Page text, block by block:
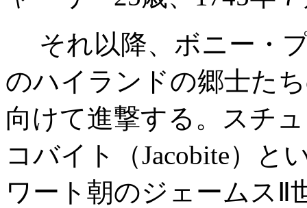
それ以降、ボニー・
のハイランドの郷士た
向けて進撃する。スチ
コバイト（Jacobite）と
ワート朝のジェームスⅡ